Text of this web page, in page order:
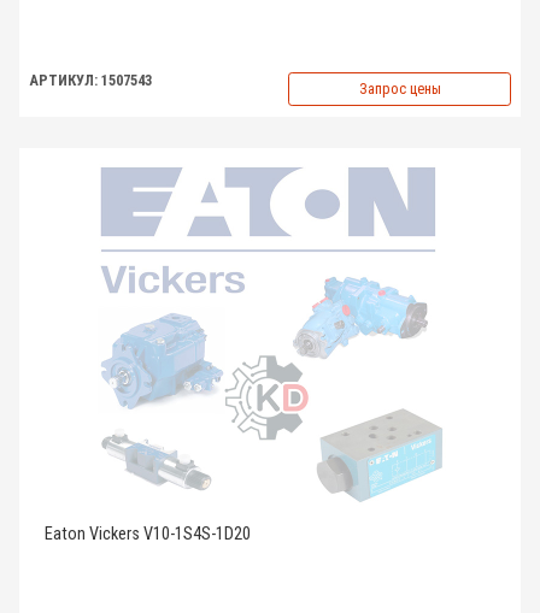
АРТИКУЛ: 1507543 Запрос цены
Eaton Vickers V10-1S4S-1D20